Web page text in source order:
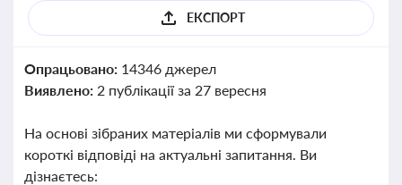
ЕКСПОРТ
Опрацьовано: 14346 джерел
Виявлено: 2 публікації за 27 вересня
На основі зібраних матеріалів ми сформували
короткі відповіді на актуальні запитання. Ви
дізнаєтесь: